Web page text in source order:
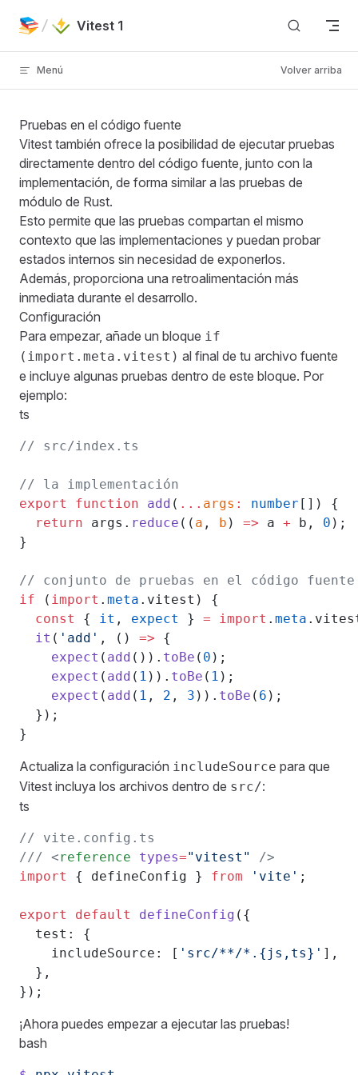
Skip to contentVitest 1
Menú Volver arriba
Pruebas en el código fuente
Vitest también ofrece la posibilidad de ejecutar pruebas
directamente dentro del código fuente, junto con la
implementación, de forma similar a las pruebas de
módulo de Rust.
Esto permite que las pruebas compartan el mismo
contexto que las implementaciones y puedan probar
estados internos sin necesidad de exponerlos.
Además, proporciona una retroalimentación más
inmediata durante el desarrollo.
Configuración
Para empezar, añade un bloque if
(import.meta.vitest) al final de tu archivo fuente
e incluye algunas pruebas dentro de este bloque. Por
ejemplo:
ts
// src/index.ts
// la implementación
export
function add ( ... args : number []) {
  return
args. reduce (( a , b ) => a + b, 0 );
}
// conjunto de pruebas en el código fuente
if ( import . meta .vitest) {
  const
{ it , expect } = import . meta
  it
( 'add' , () => {
    expect
( add ()). toBe ( 0 );
    expect
( add ( 1 )). toBe ( 1 );
    expect
( add ( 1 , 2 , 3 )). toBe ( 6 );
  });
}
Actualiza la configuración includeSource para que
Vitest incluya los archivos dentro de src/:
ts
// vite.config.ts
/// <reference types="vitest"
/>
import
{ defineConfig } from 'vite' ;
export default defineConfig ({
  test: {
    includeSource: [
'src/**/*.{js,ts}' ],
  },
});
¡Ahora puedes empezar a ejecutar las pruebas!
bash